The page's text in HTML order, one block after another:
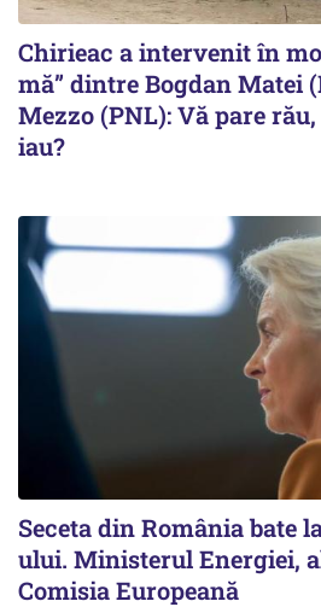
Chirieac a intervenit în
mă” dintre Bogdan Matei
Mezzo (PNL): Vă pare
iau?
Seceta din România bate
ului. Ministerul Energiei,
Comisia Europeană